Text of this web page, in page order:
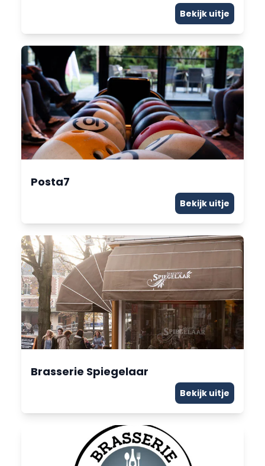
Bekijk uitje
Posta7
Bekijk uitje
Brasserie Spiegelaar
Bekijk uitje